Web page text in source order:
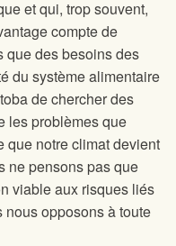
et qui, trop souvent,
compte de
que des besoins des
du système alimentaire
de chercher des
les problèmes que
que notre climat devient
ne pensons pas que
viable aux risques liés
opposons à toute